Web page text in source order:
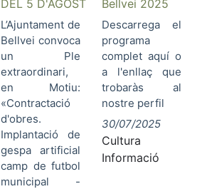
DEL 5 D'AGOST
L’Ajuntament de
Bellvei convoca
un Ple
extraordinari,
en Motiu:
«Contractació
d'obres.
Implantació de
gespa artificial
camp de futbol
municipal -
Bellvei 2025
Descarrega el
programa
complet aquí o
a l'enllaç que
trobaràs al
nostre perfil
30/07/2025
Cultura
Informació